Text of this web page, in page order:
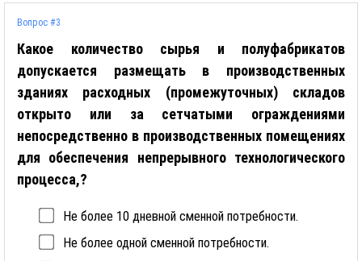
Вопрос #3
Какое количество сырья и полуфабрикатов
допускается размещать в производственных
зданиях расходных (промежуточных) складов
открыто или за сетчатыми ограждениями
непосредственно в производственных помещениях
для обеспечения непрерывного технологического
процесса,?
Не более 10 дневной сменной потребности.
Не более одной сменной потребности.